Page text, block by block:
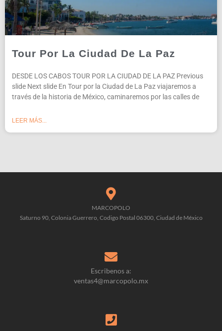
Tour Por La Ciudad De La Paz
DESDE LOS CABOS TOUR POR LA CIUDAD DE LA PAZ Previous
slide Next slide En Tour por la Ciudad de La Paz viajaremos a
través de la historia de México, caminaremos por las calles de
LEER MÁS...
MARCOPOLO
Saturno 90, Colonia Guerrero, Codigo Postal 06300, Ciudad de México
Escribenos a:
ventas4@marcopolo.mx